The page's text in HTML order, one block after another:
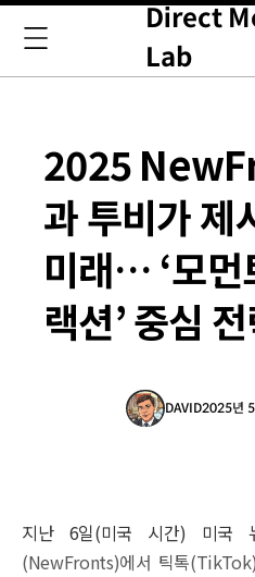
Direct
Lab
2025
과 투비가 제
미래… ‘모먼
랙션’ 중심
DAVID2025년
지난 6일(미국 시간) 미국
(NewFronts)에서 틱톡